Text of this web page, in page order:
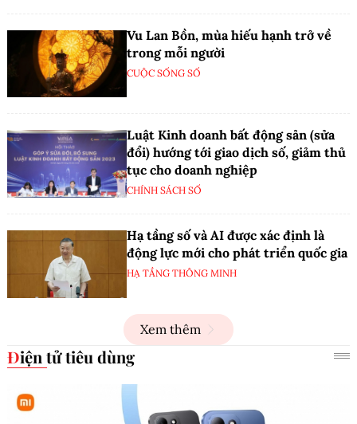
Vu Lan Bồn, mùa hiếu hạnh trở về
trong mỗi người
CUỘC SỐNG SỐ
Luật Kinh doanh bất động sản (sửa
đổi) hướng tới giao dịch số, giảm thủ
tục cho doanh nghiệp
CHÍNH SÁCH SỐ
Hạ tầng số và AI được xác định là
động lực mới cho phát triển quốc gia
HẠ TẦNG THÔNG MINH
Xem thêm
Điện tử tiêu dùng